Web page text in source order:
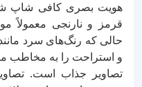
هویت بصری کافی شاپ
قرمز و نارنجی معمولاً
حالی که رنگ‌های سرد
و استراحت را به مخاطب
تصاویر جذاب است.